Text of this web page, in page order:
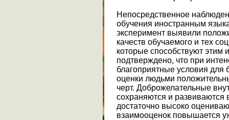
Непосредственное
обучения иностранным
эксперимент выявили
качеств обучаемого и тех
которые способствуют
подтверждено, что при
благоприятные условия для
оценки людьми
черт. Доброжелательные
сохраняются и развиваются
достаточно высоко
взаимооценок повышается